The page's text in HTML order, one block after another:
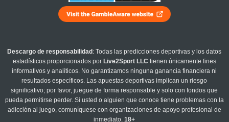
Descargo de responsabilidad : Todas las predicciones deportivas y los datos
estadísticos proporcionados por Live2Sport LLC tienen únicamente fines
informativos y analíticos. No garantizamos ninguna ganancia financiera ni
resultados específicos. Las apuestas deportivas implican un riesgo
significativo; por favor, juegue de forma responsable y solo con fondos que
pueda permitirse perder. Si usted o alguien que conoce tiene problemas con la
adicción al juego, comuníquese con organizaciones de apoyo profesional de
inmediato.18+